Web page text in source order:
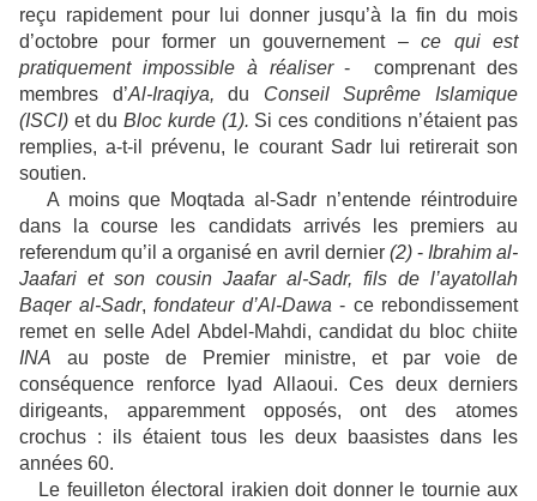
reçu rapidement pour lui donner jusqu’à la fin du mois
d’octobre pour former un gouvernement – ce qui est
pratiquement impossible à réaliser- comprenant des
membres d’Al-Iraqiya, du Conseil Suprême Islamique
(ISCI) et du Bloc kurde (1). Si ces conditions n’étaient pas
remplies, a-t-il prévenu, le courant Sadr lui retirerait son
soutien.
A moins que Moqtada al-Sadr n’entende réintroduire
dans la course les candidats arrivés les premiers au
referendum qu’il a organisé en avril dernier (2)- Ibrahim al-
Jaafari et son cousin Jaafar al-Sadr, fils de l’ayatollah
Baqer al-Sadr, fondateur d’Al-Dawa - ce rebondissement
remet en selle Adel Abdel-Mahdi, candidat du bloc chiite
INA au poste de Premier ministre, et par voie de
conséquence renforce Iyad Allaoui. Ces deux derniers
dirigeants, apparemment opposés, ont des atomes
crochus : ils étaient tous les deux baasistes dans les
années 60.
Le feuilleton électoral irakien doit donner le tournie aux